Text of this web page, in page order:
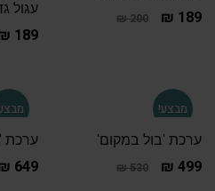
₪200 ₪ 189
עגול
189
מבצע!
ערכת 'בול במקום'
₪530 ₪ 499
ערכת
649